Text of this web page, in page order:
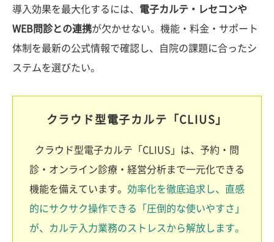
導入効果を最大化するには、 電子カルテ・レセコンや
WEB問診との連携が欠かせない。機能・料金・サポート
体制を最新の公式情報で確認し、自院の課題に合ったシ
ステムを選びたい。
クラウド型電子カルテ「CLIUS」
クラウド型電子カルテ「CLIUS」は、予約・問
診・オンライン診療・経営分析まで一元化できる
機能を備えています。 効率化を徹底追求し、直感
的にサクサク操作できる「圧倒的な使いやすさ」
が、カルテ入力業務のストレスから解放します。